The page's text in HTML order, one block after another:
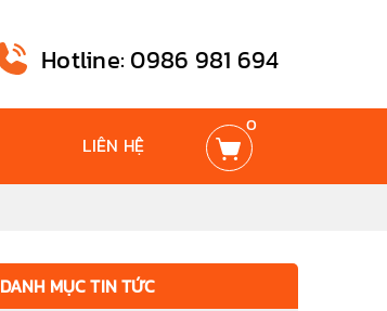
Hotline: 0986 981 694
LIÊN HỆ
0
DANH MỤC TIN TỨC